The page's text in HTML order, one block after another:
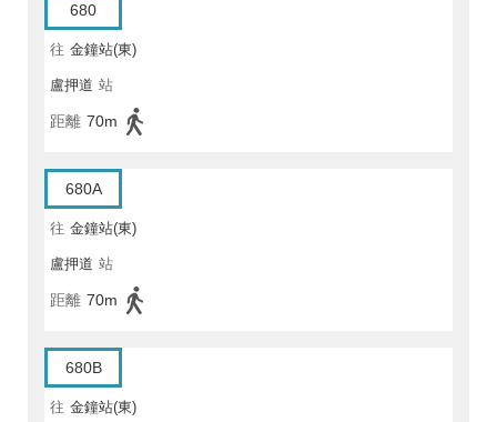
680
往 金鐘站(東)
盧押道 站
距離 70m
680A
往 金鐘站(東)
盧押道 站
距離 70m
680B
往 金鐘站(東)